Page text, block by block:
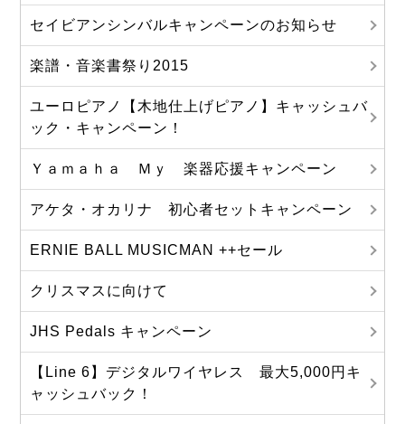
セイビアンシンバルキャンペーンのお知らせ
楽譜・音楽書祭り2015
ユーロピアノ【木地仕上げピアノ】キャッシュバ
ック・キャンペーン！
Ｙａｍａｈａ Ｍｙ 楽器応援キャンペーン
アケタ・オカリナ 初心者セットキャンペーン
ERNIE BALL MUSICMAN ++セール
クリスマスに向けて
JHS Pedals キャンペーン
【Line 6】デジタルワイヤレス 最大5,000円キ
ャッシュバック！